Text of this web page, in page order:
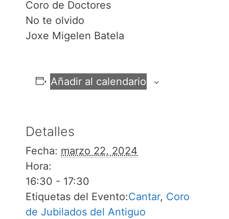
Coro de Doctores
No te olvido
Joxe Migelen Batela
Añadir al calendario
Detalles
Fecha: marzo 22, 2024
Hora:
16:30 - 17:30
Etiquetas del Evento:Cantar, Coro
de Jubilados del Antiguo